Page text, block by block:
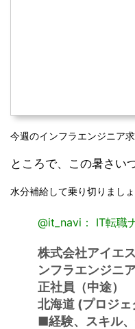
今週のインフラエンジニア求
ところで、この暑さい
水分補給して乗り切りましょ
@it_navi： IT転職
株式会社アイエ
ンフラエンジニ
正社員（中途）
北海道 (プロジ
■経験、スキル